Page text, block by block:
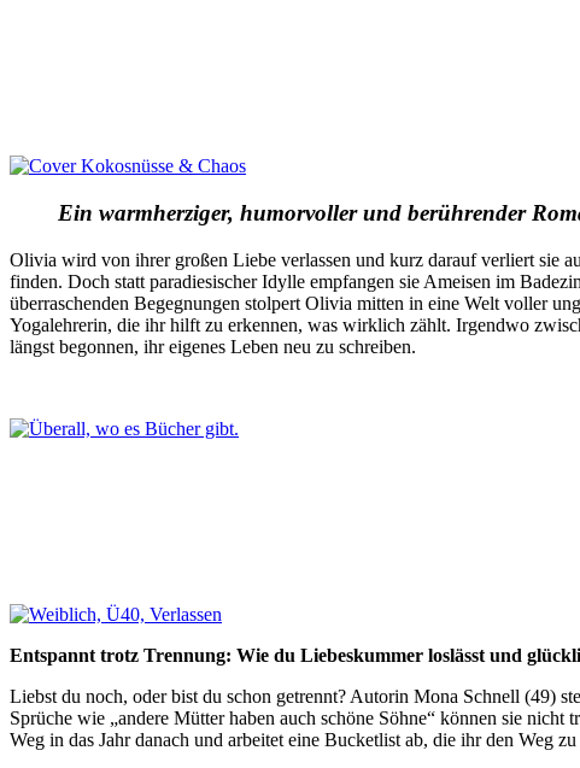
Ein warmherziger, humorvoller und berührender
Olivia wird von ihrer großen Liebe verlassen und kurz darauf verliert sie
finden. Doch statt paradiesischer Idylle empfangen sie Ameisen im
überraschenden Begegnungen stolpert Olivia mitten in eine Welt voller
Yogalehrerin, die ihr hilft zu erkennen, was wirklich zählt. Irgendwo
längst begonnen, ihr eigenes Leben neu zu schreiben.
Entspannt trotz Trennung: Wie du Liebeskummer loslässt und
Liebst du noch, oder bist du schon getrennt? Autorin Mona Schnell (49)
Sprüche wie „andere Mütter haben auch schöne Söhne“ können sie
Weg in das Jahr danach und arbeitet eine Bucketlist ab, die ihr den Weg